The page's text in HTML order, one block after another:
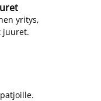
yritys,
juuret.